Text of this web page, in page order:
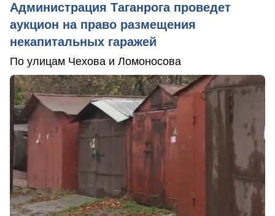
Администрация Таганрога проведет
аукцион на право размещения
некапитальных гаражей
По улицам Чехова и Ломоносова